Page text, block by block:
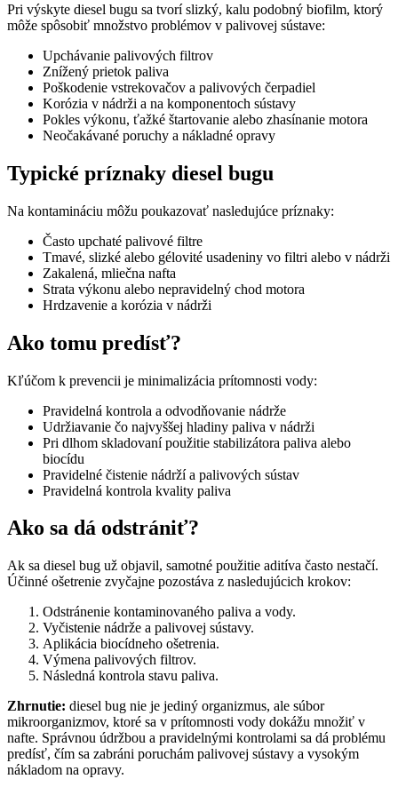
Pri výskyte diesel bugu sa tvorí slizký, kalu podobný biofilm, ktorý
môže spôsobiť množstvo problémov v palivovej sústave:
Upchávanie palivových filtrov
Znížený prietok paliva
Poškodenie vstrekovačov a palivových čerpadiel
Korózia v nádrži a na komponentoch sústavy
Pokles výkonu, ťažké štartovanie alebo zhasínanie motora
Neočakávané poruchy a nákladné opravy
Typické príznaky diesel bugu
Na kontamináciu môžu poukazovať nasledujúce príznaky:
Často upchaté palivové filtre
Tmavé, slizké alebo gélovité usadeniny vo filtri alebo v nádrži
Zakalená, mliečna nafta
Strata výkonu alebo nepravidelný chod motora
Hrdzavenie a korózia v nádrži
Ako tomu predísť?
Kľúčom k prevencii je minimalizácia prítomnosti vody:
Pravidelná kontrola a odvodňovanie nádrže
Udržiavanie čo najvyššej hladiny paliva v nádrži
Pri dlhom skladovaní použitie stabilizátora paliva alebo
biocídu
Pravidelné čistenie nádrží a palivových sústav
Pravidelná kontrola kvality paliva
Ako sa dá odstrániť?
Ak sa diesel bug už objavil, samotné použitie aditíva často nestačí.
Účinné ošetrenie zvyčajne pozostáva z nasledujúcich krokov:
Odstránenie kontaminovaného paliva a vody.
Vyčistenie nádrže a palivovej sústavy.
Aplikácia biocídneho ošetrenia.
Výmena palivových filtrov.
Následná kontrola stavu paliva.
Zhrnutie: diesel bug nie je jediný organizmus, ale súbor
mikroorganizmov, ktoré sa v prítomnosti vody dokážu množiť v
nafte. Správnou údržbou a pravidelnými kontrolami sa dá problému
predísť, čím sa zabráni poruchám palivovej sústavy a vysokým
nákladom na opravy.